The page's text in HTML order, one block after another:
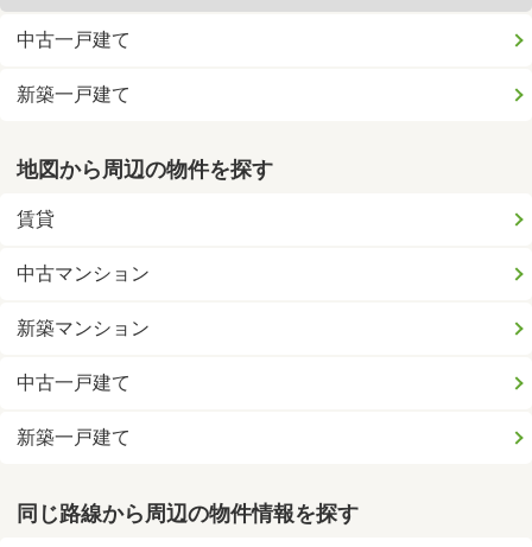
中古一戸建て
新築一戸建て
地図から周辺の物件を探す
賃貸
中古マンション
新築マンション
中古一戸建て
新築一戸建て
同じ路線から周辺の物件情報を探す